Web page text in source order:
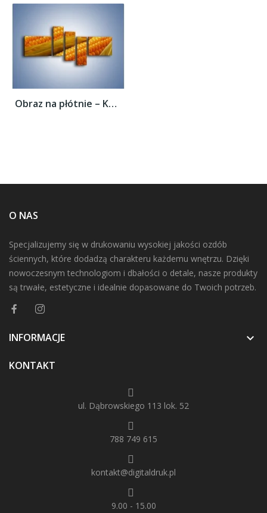
Obraz na płótnie – Kolby dojrzałych...
O NAS
Specjalizujemy się w drukowaniu wysokiej jakości ozdób
ściennych, które dodadzą charakteru każdemu wnętrzu. Dzięki
nowoczesnym technologiom i dbałości o detale, nasze produkty
są trwałe, estetyczne i idealnie dopasowane do Twoich potrzeb.
INFORMACJE 
KONTAKT
ul. Dąbrowskiego 113 lok. 52
788 749 615
kontakt@digitaldruk.pl
9.00 - 15.00